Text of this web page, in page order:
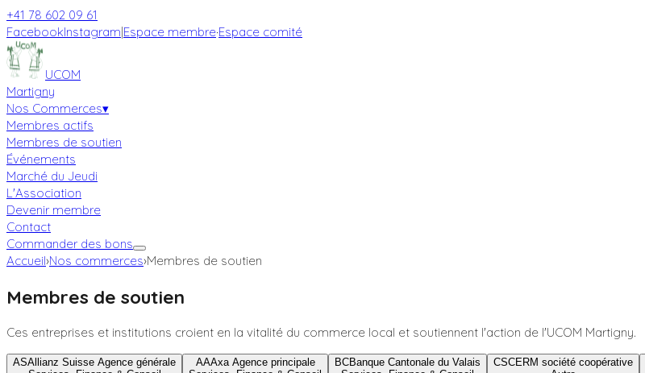
+41 78 602 09 61
FacebookInstagram|Espace membre·Espace comité
UCOM
Martigny
Nos Commerces▾
Membres actifs
Membres de soutien
Événements
Marché du Jeudi
L'Association
Devenir membre
Contact
Commander des bons
Accueil›Nos commerces›Membres de soutien
Membres de soutien
Ces entreprises et institutions croient en la vitalité du commerce local et soutiennent l'action de l'UCOM Martigny.
ASAllianz Suisse Agence générale
AAAxa Agence principale
BCBanque Cantonale du Valais
CSCERM société coopérative